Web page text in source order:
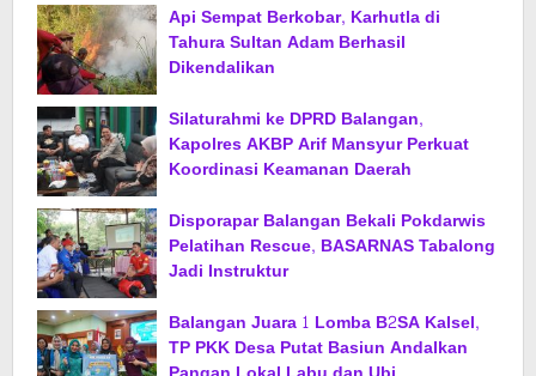
Api Sempat Berkobar, Karhutla di
Tahura Sultan Adam Berhasil
Dikendalikan
Silaturahmi ke DPRD Balangan,
Kapolres AKBP Arif Mansyur Perkuat
Koordinasi Keamanan Daerah
Disporapar Balangan Bekali Pokdarwis
Pelatihan Rescue, BASARNAS Tabalong
Jadi Instruktur
Balangan Juara 1 Lomba B2SA Kalsel,
TP PKK Desa Putat Basiun Andalkan